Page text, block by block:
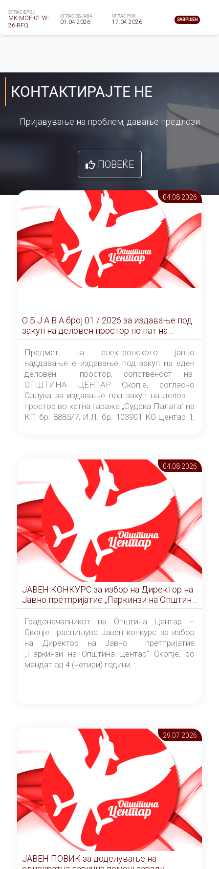
ОГЛАС БРОЈ
MK-MOF-01-W-
26-RFQ.
ОГЛАС ОБЈАВА
01.04.2026
ОГЛАС РОК
17.04.2026 ЗАВРШЕН
КОНТАКТИРАЈТЕ НЕ
Пријавување на проблем, давање предлози
ПОВЕЌЕ
04.08 2026
О Б Ј А В А брoj 01 / 2026 за издавање под
закуп на деловен простор по пат на
ЕЛЕКТРОНСКО ЈАВНО НАДДАВАЊЕ
Предмет на електронското јавно
наддавање е издавање под закуп на еден
деловен простор, сопственост на
ОПШТИНА ЦЕНТАР Скопје, согласно
Одлука за издавање под закуп на деловен
простор во катна гаража „Судска Палата” на
КП бр. 8885/7, И.Л. бр. 103901 КО Центар 1,
Скопје” број 9/2026), за времетраење од 3
(три) години од денот на потпишувањето на
Договорот за закуп со најповолниот
понудувач.
04.08 2026
ЈАВЕН КОНКУРС за избор на Директор на
Јавно претпријатие „Паркинзи на Општина
Центар“ – Скопје
Градоначалникот на Општина Центар –
Скопје распишува Јавен конкурс за избор
на Директор на Јавно претпријатие
„Паркинзи на Општина Центар“ Скопје, со
мандат од 4 (четири) години.
29.07 2026
ЈАВЕН ПОВИК за доделување на